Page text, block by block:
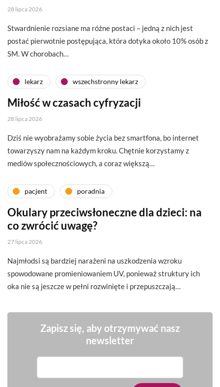
28 lipca 2026
Stwardnienie rozsiane ma różne postaci – jedną z nich jest
postać pierwotnie postępująca, która dotyka około 10% osób z
SM. W chorobach…
lekarz wszechstronny lekarz
Miłość w czasach cyfryzacji
28 lipca 2026
Dziś nie wyobrażamy sobie życia bez smartfona, bo internet
towarzyszy nam na każdym kroku. Chętnie korzystamy z
mediów społecznościowych, a coraz większą…
pacjent poradnia
Okulary przeciwsłoneczne dla dzieci: na
co zwrócić uwagę?
27 lipca 2026
Najmłodsi są bardziej narażeni na uszkodzenia wzroku
spowodowane promieniowaniem UV, ponieważ struktury ich
oka nie są jeszcze w pełni rozwinięte i przepuszczają…
Zapisz się, aby otrzymywać nasz
newsletter